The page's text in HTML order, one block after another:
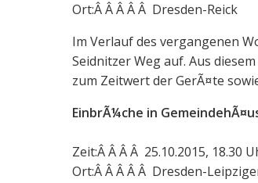
Ort:Â Â Â Â Â Dresden-Reick
Im Verlauf des vergangenen
Seidnitzer Weg auf. Aus
zum Zeitwert der GerÃ¤te
EinbrÃ¼che in
Zeit:Â Â Â Â 25.10.2015, 18.30
Ort:Â Â Â Â Â Dresden-